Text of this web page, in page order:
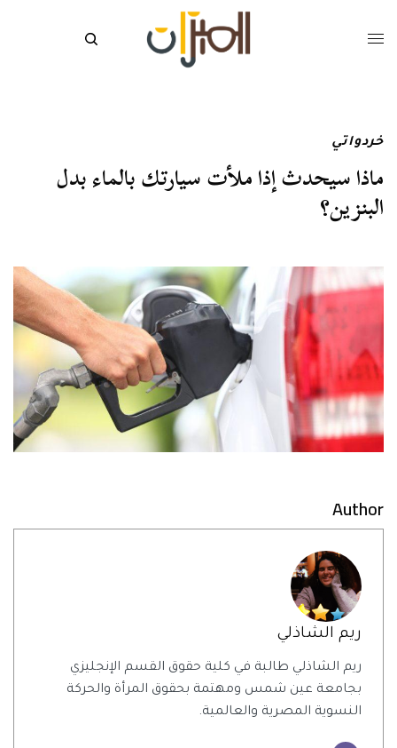
خردواتي
ماذا سيحدث إذا ملأت سيارتك بالماء بدل
البنزين؟
Author
ريم الشاذلي
ريم الشاذلي طالبة في كلية حقوق القسم الإنجليزي
بجامعة عين شمس ومهتمة بحقوق المرأة والحركة
النسوية المصرية والعالمية.